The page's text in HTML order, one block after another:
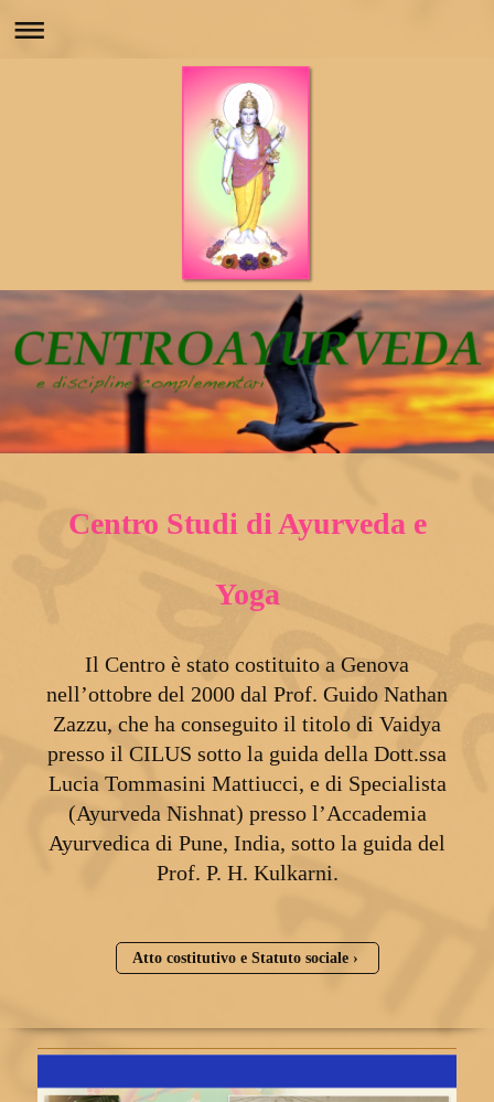
Centro Studi di Ayurveda e
Yoga
Il Centro è stato costituito a Genova
nell’ottobre del 2000 dal Prof. Guido Nathan
Zazzu, che ha conseguito il titolo di Vaidya
presso il CILUS sotto la guida della Dott.ssa
Lucia Tommasini Mattiucci, e di Specialista
(Ayurveda Nishnat) presso l’Accademia
Ayurvedica di Pune, India, sotto la guida del
Prof. P. H. Kulkarni.
Atto costitutivo e Statuto sociale